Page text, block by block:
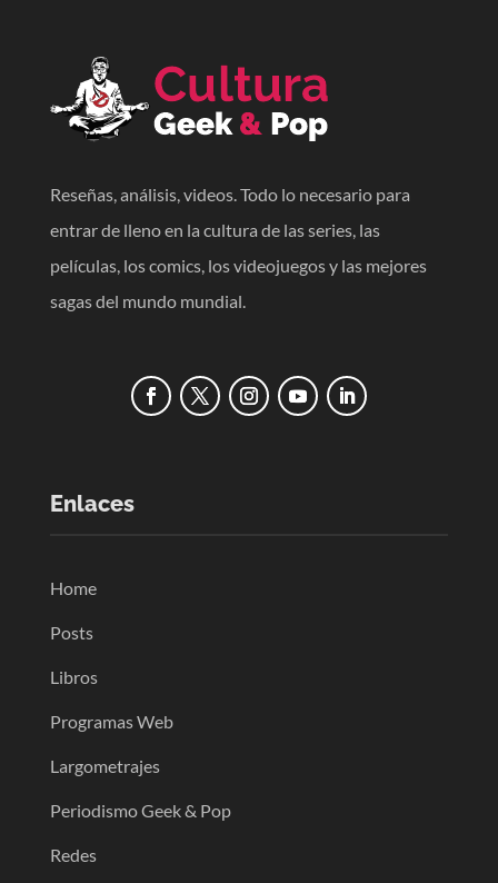
Reseñas, análisis, videos. Todo lo necesario para
entrar de lleno en la cultura de las series, las
películas, los comics, los videojuegos y las mejores
sagas del mundo mundial.
Enlaces
Home
Posts
Libros
Programas Web
Largometrajes
Periodismo Geek & Pop
Redes